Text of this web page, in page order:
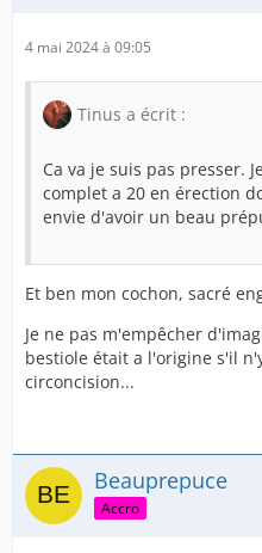
4 mai 2024 à 09:05
Tinus a écrit :
Ca va je suis pas presser.
complet a 20 en érection
envie d'avoir un beau
Et ben mon cochon, sacré
Je ne pas m'empêcher
bestiole était a l'origine s'il
circoncision...
Beauprepuce
Accro